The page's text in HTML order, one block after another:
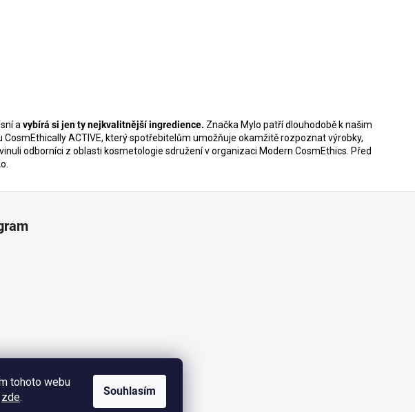
tohoto webu
zde. Souhlasím
a vybírá si jen ty nejkvalitnější ingredience. Značka Mylo patří dlouhodobě k našim
CosmEthically ACTIVE, který spotřebitelům umožňuje okamžitě rozpoznat výrobky,
odborníci z oblasti kosmetologie sdružení v organizaci Modern CosmEthics. Před
Sledovat na Instagramu